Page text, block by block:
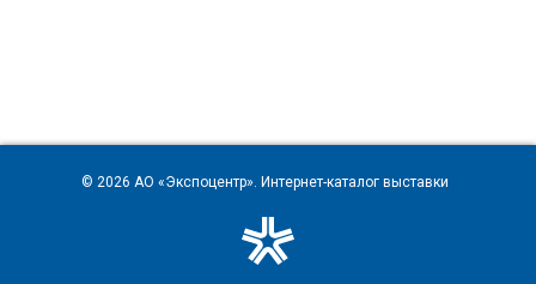
© 2026 АО «Экспоцентр». Интернет-каталог выставки